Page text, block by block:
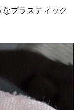
プラスティック